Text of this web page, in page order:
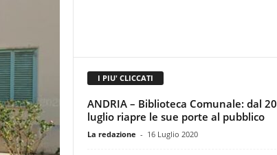
I PIU' CLICCATI
ANDRIA – Biblioteca Comunale: dal 20
luglio riapre le sue porte al pubblico
La redazione - 16 Luglio 2020